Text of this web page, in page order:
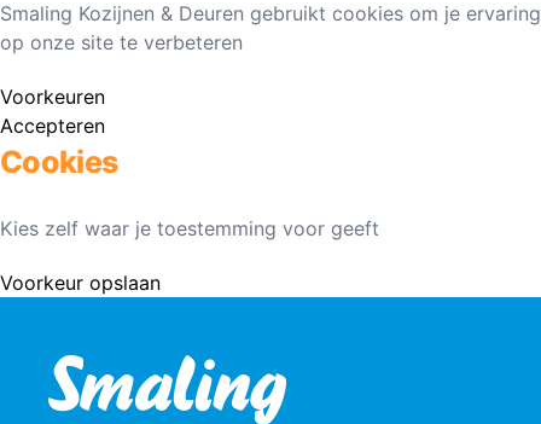
Smaling Kozijnen & Deuren gebruikt cookies om je ervaring
op onze site te verbeteren
Voorkeuren
Accepteren
Cookies
Kies zelf waar je toestemming voor geeft
Voorkeur opslaan